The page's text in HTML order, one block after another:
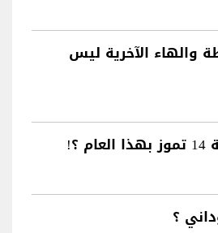
والهاء الآخرية ليس
؟